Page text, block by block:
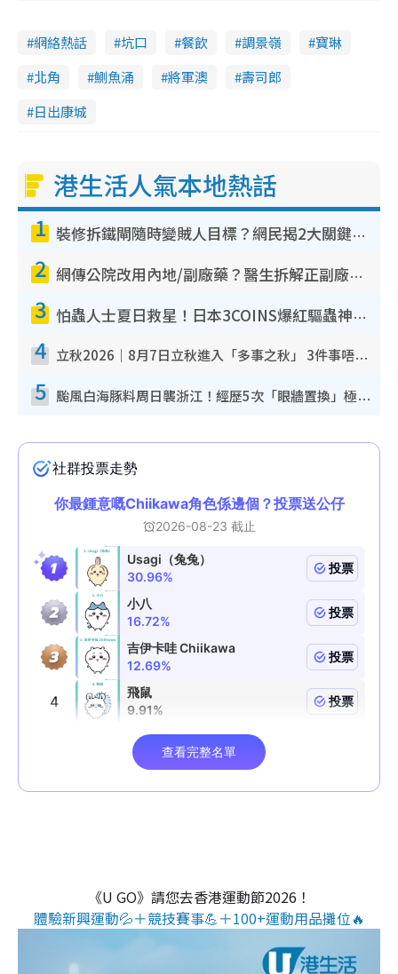
網絡熱話 坑口 餐飲 調景嶺
寶琳
北角
鰂魚涌 將軍澳
壽司郎
日出康城
港生活人氣本地熱話
1 裝修拆鐵閘隨時變賊人目標？網民揭2大關鍵用途：裝新式等於白裝？附新舊鐵閘分別
2 網傳公院改用內地/副廠藥？醫生拆解正副廠分別 揭4類人換藥隨時出事
3 怕蟲人士夏日救星！日本3COINS爆紅驅蟲神器$45起 1招「全程免觸碰」輕鬆搞定小強
4 立秋2026｜8月7日立秋進入「多事之秋」 3件事唔做得！專家教6招開運 清枱頭／銀包納氣接好運
5 颱風白海豚料周日襲浙江！經歷5次「眼牆置換」極罕見 成登陸內地最長途颱風
《U GO》請您去香港運動節2026！
體驗新興運動💦＋競技賽事💪＋100+運動用品攤位🔥